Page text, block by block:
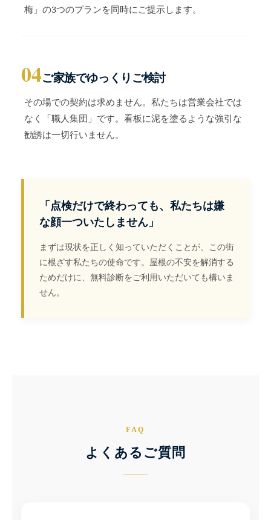
梅」の3つのプランを同時にご提示します。
04ご家族でゆっくりご検討
その場での契約は求めません。私たちは営業会社では
なく「職人集団」です。看板に泥を塗るような強引な
勧誘は一切行いません。
「点検だけで終わっても、私たちは嫌
な顔一ついたしません」
まずは現状を正しく知っていただくことが、この街
に根ざす私たちの使命です。屋根の不安を解消する
ためだけに、無料診断をご利用いただいても構いま
せん。
FAQ
よくあるご質問